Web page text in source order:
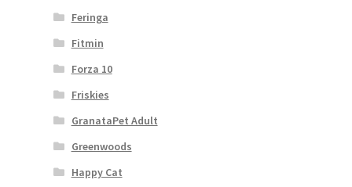
Feringa
Fitmin
Forza 10
Friskies
GranataPet Adult
Greenwoods
Happy Cat